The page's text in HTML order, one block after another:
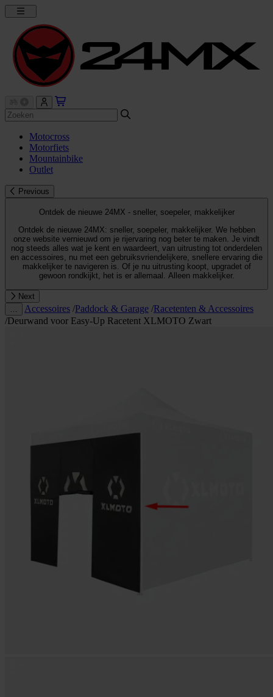
Motocross
Motorfiets
Mountainbike
Outlet
Previous
Ontdek de nieuwe 24MX - sneller, soepeler, makkelijker
Ontdek de nieuwe 24MX: sneller, soepeler, makkelijker. We hebben
onze website vernieuwd om je rijervaring nog beter te maken. Je vindt
nog steeds alles wat je kent en waardeert, van uitrusting tot onderdelen
en accessoires, nu met een gebruiksvriendelijkere, snellere ervaring die
makkelijker te navigeren is. Of je nu uitrusting koopt, upgradet of
gewoon rondkijkt, het is er allemaal. Alleen makkelijker.
Next
Accessoires /Paddock & Garage /Racetenten & Accessoires
/Deurwand voor Easy-Up Racetent XLMOTO Zwart